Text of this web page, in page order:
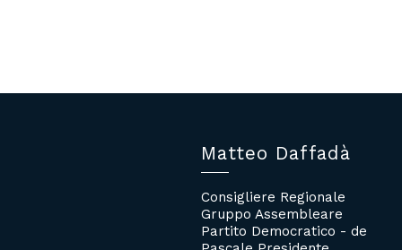
Matteo Daffadà
Consigliere Regionale
Gruppo Assembleare
Partito Democratico - de